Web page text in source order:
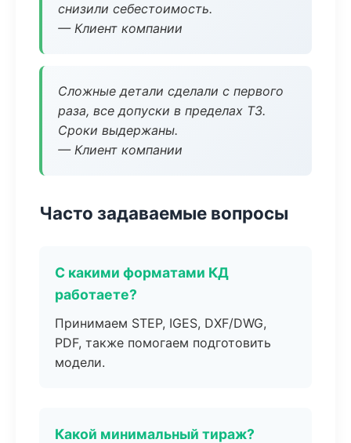
снизили себестоимость.
— Клиент компании
Сложные детали сделали с первого
раза, все допуски в пределах ТЗ.
Сроки выдержаны.
— Клиент компании
Часто задаваемые вопросы
С какими форматами КД
работаете?
Принимаем STEP, IGES, DXF/DWG,
PDF, также помогаем подготовить
модели.
Какой минимальный тираж?